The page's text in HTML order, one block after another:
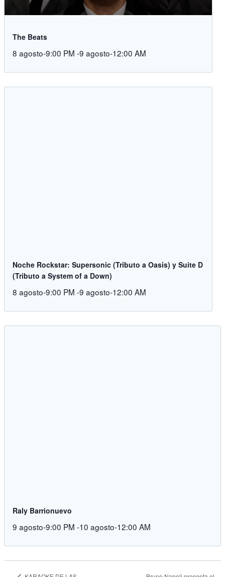
The Beats
8 agosto-9:00 PM -9 agosto-12:00 AM
Noche Rockstar: Supersonic (Tributo a Oasis) y Suite D
(Tributo a System of a Down)
8 agosto-9:00 PM -9 agosto-12:00 AM
Raly Barrionuevo
9 agosto-9:00 PM -10 agosto-12:00 AM